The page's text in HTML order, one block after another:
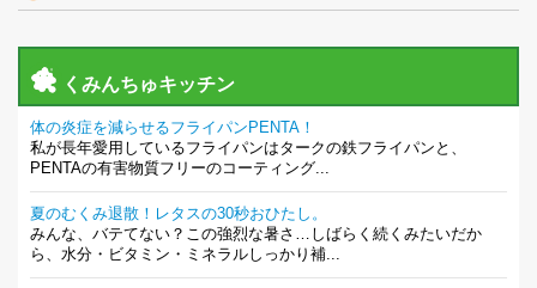
くみんちゅキッチン
体の炎症を減らせるフライパンPENTA！
私が長年愛用しているフライパンはタークの鉄フライパンと、
PENTAの有害物質フリーのコーティング...
夏のむくみ退散！レタスの30秒おひたし。
みんな、バテてない？この強烈な暑さ…しばらく続くみたいだか
ら、水分・ビタミン・ミネラルしっかり補...